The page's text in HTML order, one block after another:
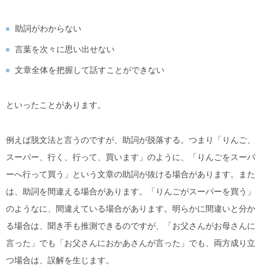
助詞がわからない
言葉を次々に思い出せない
文章全体を把握して話すことができない
といったことがあります。
例えば脱文法と言うのですが、助詞が脱落する。つまり「りんご、
スーパー、行く、行って、買います」のように、「りんごをスーパ
ーへ行って買う」という文章の助詞が抜ける場合があります。また
は、助詞を間違える場合があります。「りんごがスーパーを買う」
のようなに、間違えている場合があります。明らかに間違いと分か
る場合は、聞き手も推測できるのですが、「お父さんがお母さんに
言った」でも「お父さんにおかあさんが言った」でも、両方成り立
つ場合は、誤解を生じます。